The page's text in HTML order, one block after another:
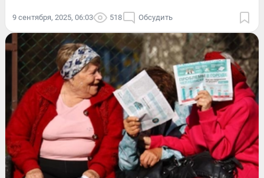
9 сентября, 2025, 06:03 518 Обсудить